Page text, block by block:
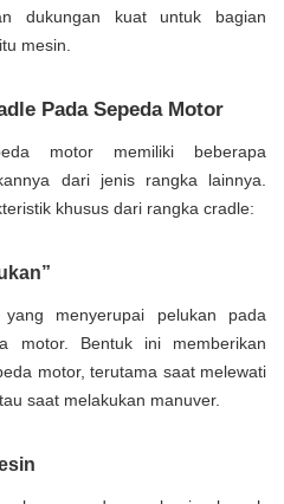
dukungan kuat untuk bagian
mesin.
Pada Sepeda Motor
motor memiliki beberapa
dari jenis rangka lainnya.
khusus dari rangka cradle:
menyerupai pelukan pada
motor. Bentuk ini memberikan
motor, terutama saat melewati
saat melakukan manuver.